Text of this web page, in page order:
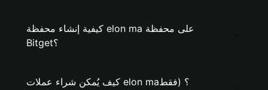
كيفية إنشاء محفظة elon ma على محفظة
Bitget؟
كيف يُمكن شراء عملات elon ma؟ (فقط